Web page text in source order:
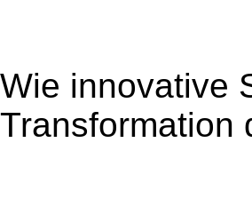
Wie innovative
Transformation